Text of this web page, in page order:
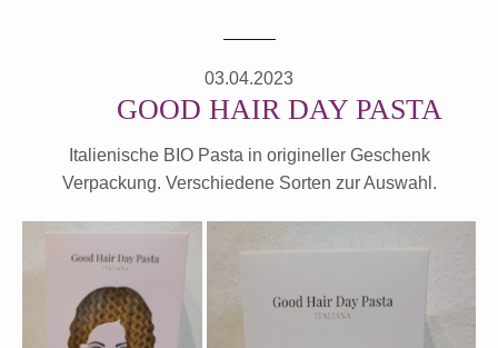
03.04.2023
GOOD HAIR DAY PASTA
Italienische BIO Pasta in origineller Geschenk
Verpackung. Verschiedene Sorten zur Auswahl.